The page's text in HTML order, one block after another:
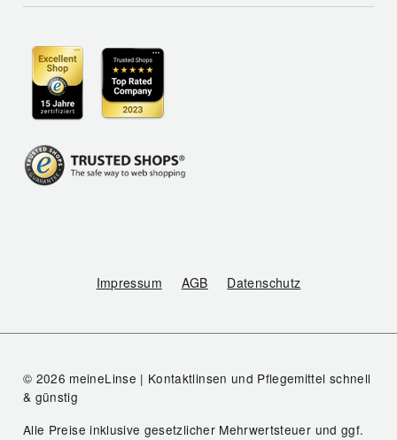
Impressum AGB Datenschutz
© 2026 meineLinse | Kontaktlinsen und Pflegemittel schnell
& günstig
Alle Preise inklusive gesetzlicher Mehrwertsteuer und ggf.